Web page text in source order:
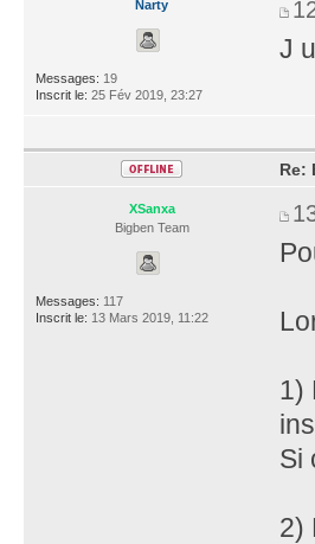
Narty
Messages: 19
Inscrit le: 25 Fév 2019, 23:27
J
XSanxa
Bigben Team
Messages: 117
Inscrit le: 13 Mars 2019, 11:22
Re:
1)
Si
2)